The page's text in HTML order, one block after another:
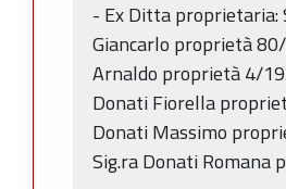
- Ex Ditta proprietaria:
Giancarlo proprietà
Arnaldo proprietà 4/
Donati Fiorella
Donati Massimo
Sig.ra Donati Romana